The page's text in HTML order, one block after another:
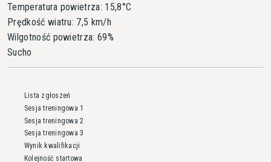
Temperatura powietrza: 15,8°C
Prędkość wiatru: 7,5 km/h
Wilgotność powietrza: 69%
Sucho
Lista zgłoszeń
Sesja treningowa 1
Sesja treningowa 2
Sesja treningowa 3
Wynik kwalifikacji
Kolejność startowa